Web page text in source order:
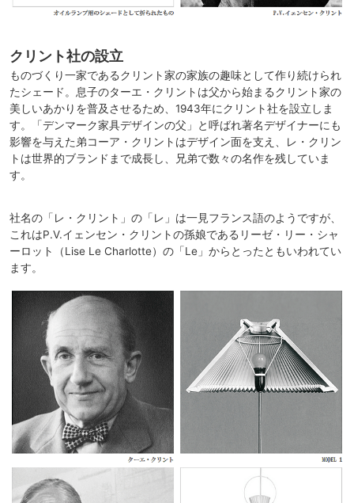
クリント社の設立
ものづくり一家であるクリント家の家族の趣味として作り続けられ
たシェード。息子のターエ・クリントは父から始まるクリント家の
美しいあかりを普及させるため、1943年にクリント社を設立しま
す。「デンマーク家具デザインの父」と呼ばれ著名デザイナーにも
影響を与えた弟コーア・クリントはデザイン面を支え、レ・クリン
トは世界的ブランドまで成長し、兄弟で数々の名作を残していま
す。
社名の「レ・クリント」の「レ」は一見フランス語のようですが、
これはP.V.イェンセン・クリントの孫娘であるリーゼ・リー・シャ
ーロット（Lise Le Charlotte）の「Le」からとったともいわれてい
ます。